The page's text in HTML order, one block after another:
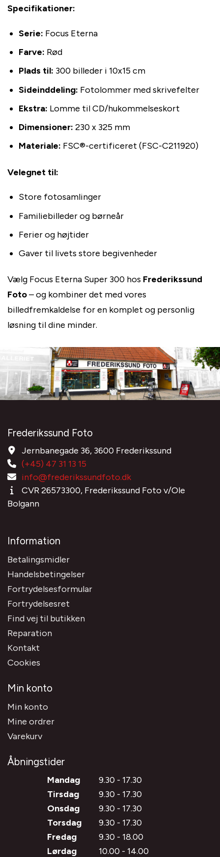
Specifikationer:
Serie: Focus Eterna
Farve: Rød
Plads til: 300 billeder i 10x15 cm
Sideinddeling: Fotolommer med skrivefelter
Ekstra: Lomme til CD/hukommelseskort
Dimensioner: 230 x 325 mm
Materiale: FSC®-certificeret (FSC-C211920)
Velegnet til:
Store fotosamlinger
Familiebilleder og børneår
Ferier og højtider
Gaver til livets store begivenheder
Vælg Focus Eterna Super 300 hos Frederikssund
Foto– og kombiner det med vores
billedfremkaldelse for en komplet og personlig
løsning til dine minder.
Frederikssund Foto
Jernbanegade 36, 3600 Frederikssund
(+45) 47 31 13 15
info@frederikssundfoto.dk
CVR 26573300, Frederikssund Foto v/Ole
Bolgann
Information
Betalingsmidler
Handelsbetingelser
Fortrydelsesformular
Fortrydelsesret
Find vej til butikken
Reparation
Kontakt
Cookies
Min konto
Min konto
Mine ordrer
Varekurv
Åbningstider
Mandag
9.30 - 17.30
Tirsdag
9.30 - 17.30
Onsdag
9.30 - 17.30
Torsdag
9.30 - 17.30
Fredag
9.30 - 18.00
Lørdag
10.00 - 14.00